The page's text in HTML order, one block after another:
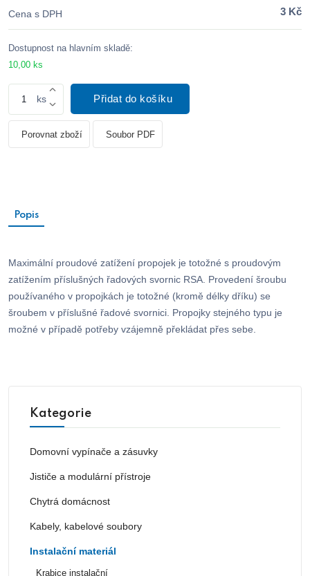
Cena s DPH 3 Kč
Dostupnost na hlavním skladě:
10,00 ks
ks Přidat do košíku
Porovnat zboží Soubor PDF
Popis
Maximální proudové zatížení propojek je totožné s proudovým
zatížením příslušných řadových svornic RSA. Provedení šroubu
používaného v propojkách je totožné (kromě délky dříku) se
šroubem v příslušné řadové svornici. Propojky stejného typu je
možné v případě potřeby vzájemně překládat přes sebe.
Kategorie
Domovní vypínače a zásuvky
Jističe a modulární přístroje
Chytrá domácnost
Kabely, kabelové soubory
Instalační materiál
Krabice instalační